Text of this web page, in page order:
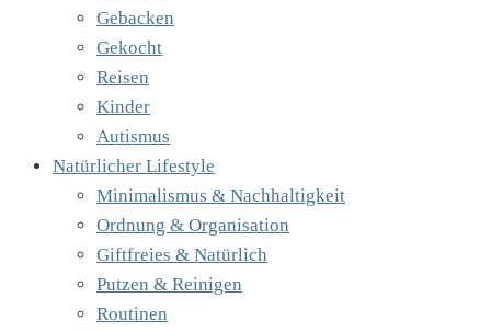
Gebacken
Gekocht
Reisen
Kinder
Autismus
Natürlicher Lifestyle
Minimalismus & Nachhaltigkeit
Ordnung & Organisation
Giftfreies & Natürlich
Putzen & Reinigen
Routinen